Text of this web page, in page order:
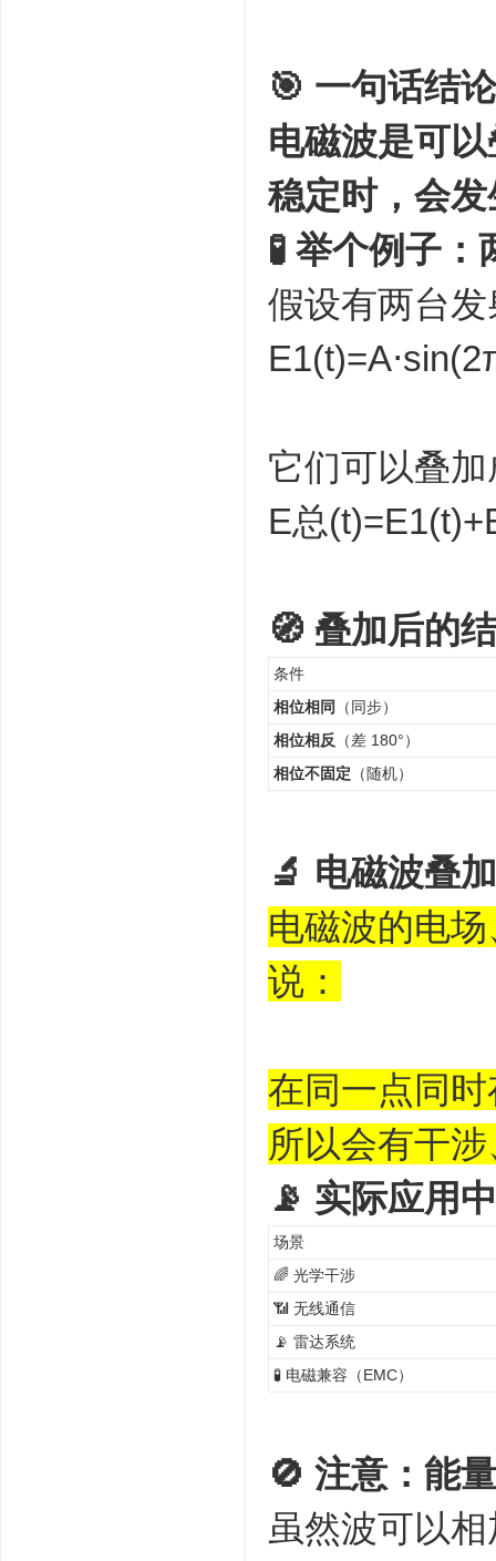
🎯 一句话结
电磁波是可
稳定时，会
🧪 举个例子
假设有两台
它们可以叠
E总​
🧭 叠加后的
条件
相位相同
（同步）
相位相反 （差 180°）
相位不固定 （随机）
🔬 电磁波叠
电磁波的电
说：
在同一点同
所以会有干
📡 实际应用
场景
🌈 光学干涉
📶 无线通信
📡 雷达系统
🧪 电磁兼容（EMC）
🚫 注意：能
虽然波可以